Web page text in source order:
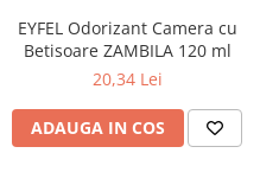
EYFEL Odorizant Camera cu
Betisoare ZAMBILA 120 ml
20,34 Lei
ADAUGA IN COS